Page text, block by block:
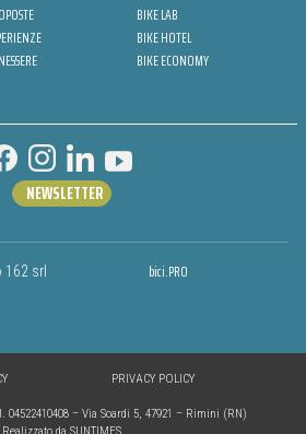
BIKE LAB
BIKE HOTEL
BIKE ECONOMY
162 srl bici.PRO
NEWSLETTER
– Via Soardi 5, 47921 – Rimini (RN)
PRIVACY POLICY